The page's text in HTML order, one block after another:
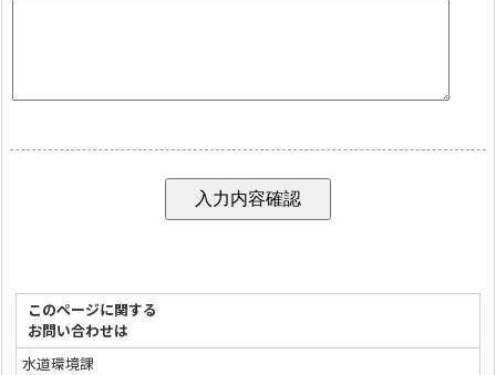
このページに関する
お問い合わせは
水道環境課